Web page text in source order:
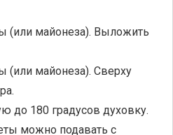
(или майонеза). Выложить
(или майонеза). Сверху
до 180 градусов духовку.
можно подавать с